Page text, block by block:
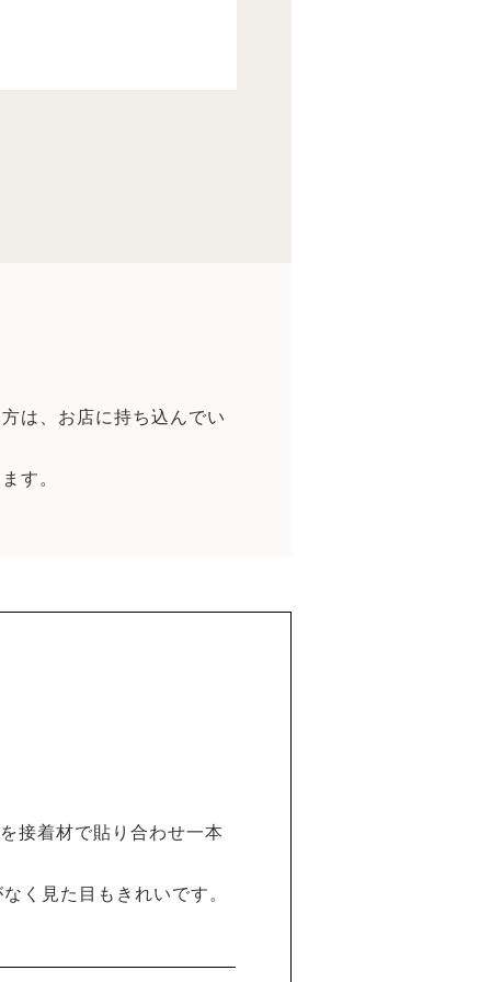
は、お店に持ち込んでい
す。
接着材で貼り合わせ一本
く見た目もきれいです。